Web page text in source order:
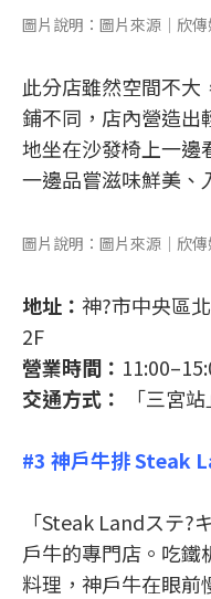
圖片說明：圖片來源│欣傳
此分店雖然空間不
鋪不同，店內營造出
地坐在沙發椅上一邊
一邊品嘗滋味鮮美、
圖片說明：圖片來源│欣傳
地址： 神?市中央區
2F
營業時間：
交通方式：
「三宮
#3 神戶牛排 Steak
「Steak Landステ?
戶牛的專門店。吃鐵
料理，神戶牛在眼前